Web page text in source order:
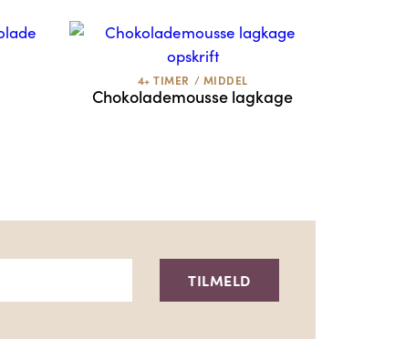
4+ TIMER / MIDDEL
Chokolademousse lagkage
TILMELD